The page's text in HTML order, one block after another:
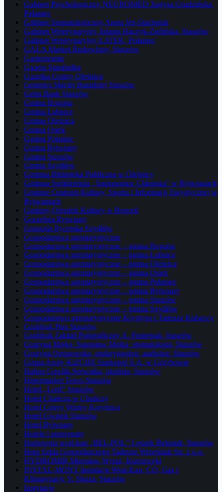
Gabinet Psychologiczny NEUROMED Justyna Grudzińska,
Połaniec
Gabinet Stomatologiczny Aneta Jeż-Stachniak
Gabinet Weterynaryjny Jolanta Haczyk-Zielińska, Staszów
Gabinet Weterynaryjny ŁATEK, Połaniec
GALA Market Budowlany, Staszów
Gastronomia
Gazeta Stambułka
Gazetka Gminy Oleśnica
Generics Maciej Baradziej Staszów
Getin Bank Staszów
Gmina Bogoria
Gmina Łubnice
Gmina Oleśnica
Gmina Osiek
Gmina Połaniec
Gmina Rytwiany
Gmina Staszów
Gmina Szydłów
Gminna Biblioteka Publiczna w Oleśnicy
Gminna Spółdzielnia „Samopomoc Chłopska” w Rytwianach
Gminne Centrum Kultury, Sportu i Informacji Turystycznej w
Rytwianach
Gminny Ośrodek Kultury w Bogorii
Gorzelnia Rytwiany
Gospoda Rycerska Szydłów
Gospodarstwa agroturystyczne
Gospodarstwa agroturystyczne – gmina Bogoria
Gospodarstwa agroturystyczne – gmina Łubnice
Gospodarstwa agroturystyczne – gmina Oleśnica
Gospodarstwa agroturystyczne – gmina Osiek
Gospodarstwa agroturystyczne – gmina Połaniec
Gospodarstwa agroturystyczne – gmina Rytwiany
Gospodarstwa agroturystyczne – gmina Staszów
Gospodarstwa agroturystyczne – gmina Szydłów
Gospodarstwo agroturystyczne Krystyna i Tadeusz Kubaccy
Grafdruk Plus Staszów
Grafdruk Zakład Poligraficzny A. Pasternak, Staszów
Grażyna Majka, Stanisław Majka, stomatologia, Staszów
Grażyna Ogonowska, otolaryngolog, audiolog, Staszów
Grupa Azoty KiZCHS Siarkopol S.A. w Grzybowie
Halina Gawlik-Serwatka, okulista, Staszów
Hipermarket Tesco Staszów
Hotel „Lord” Staszów
Hotel Chańcza w Chańczy
Hotel Cztery Wiatry Korytnica
Hotel Gwarek Staszów
Hotel Rytwiany
Hotele i pensjonaty
Hurtownia wod-kan „BEL-POL” Leszek Belusiak, Staszów
Huta Szkła Gospodarczego Tadeusz Wrześniak Sp. z o.o.
HYDROMIR Mirosław Wyraz, Kurozwęki
INSTAL-MONT Instalacje Wod-Kan, CO, Gaz i
Klimatyzacji, S. Skuza, Staszów
Instytucje